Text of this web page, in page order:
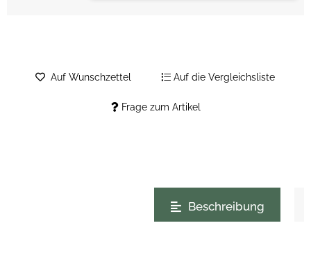
Frage zum Artikel
Auf Wunschzettel Auf die Vergleichsliste
Beschreibung